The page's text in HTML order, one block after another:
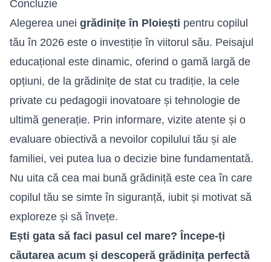
Concluzie
Alegerea unei grădinițe în Ploiești pentru copilul
tău în 2026 este o investiție în viitorul său. Peisajul
educațional este dinamic, oferind o gamă largă de
opțiuni, de la grădinițe de stat cu tradiție, la cele
private cu pedagogii inovatoare și tehnologie de
ultimă generație. Prin informare, vizite atente și o
evaluare obiectivă a nevoilor copilului tău și ale
familiei, vei putea lua o decizie bine fundamentată.
Nu uita că cea mai bună grădiniță este cea în care
copilul tău se simte în siguranță, iubit și motivat să
exploreze și să învețe.
Ești gata să faci pasul cel mare? Începe-ți
căutarea acum și descoperă grădinița perfectă